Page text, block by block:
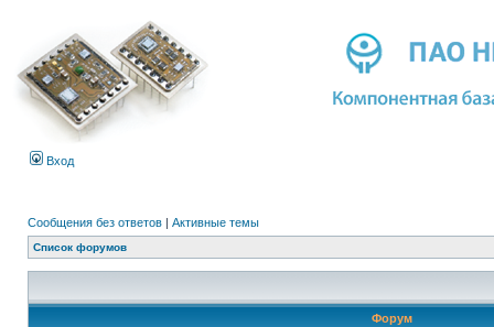
Вход
Сообщения без ответов | Активные темы
Список форумов
Форум